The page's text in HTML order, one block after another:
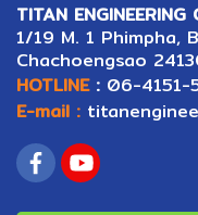
TITAN ENGINEERING
1/19 M. 1 Phimpha,
Chachoengsao
HOTLINE: 06-4151-
E-mail :